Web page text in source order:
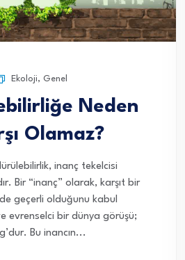
Ekoloji, Genel
Neden
Olamaz?
inanç tekelcisi
Bir “inanç” olarak, karşıt bir
geçerli olduğunu kabul
evrenselci bir dünya görüşü;
Bu inancın...